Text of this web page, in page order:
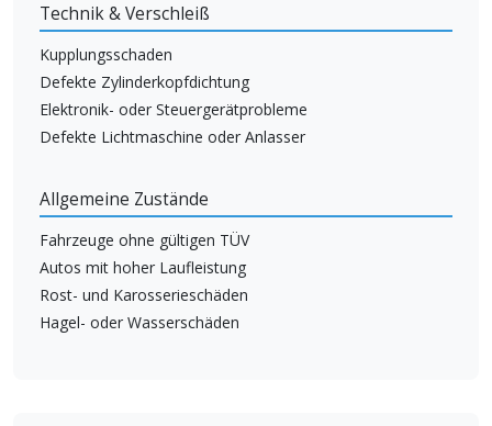
Technik & Verschleiß
Kupplungsschaden
Defekte Zylinderkopfdichtung
Elektronik- oder Steuergerätprobleme
Defekte Lichtmaschine oder Anlasser
Allgemeine Zustände
Fahrzeuge ohne gültigen TÜV
Autos mit hoher Laufleistung
Rost- und Karosserieschäden
Hagel- oder Wasserschäden